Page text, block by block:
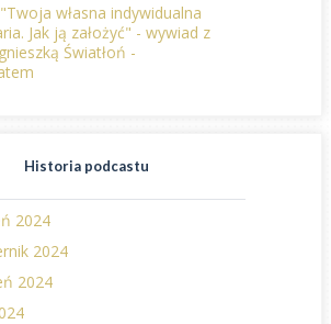
własna indywidualna
Jak ją założyć" - wywiad z
Światłoń -
Historia podcastu
2024
2024
2024